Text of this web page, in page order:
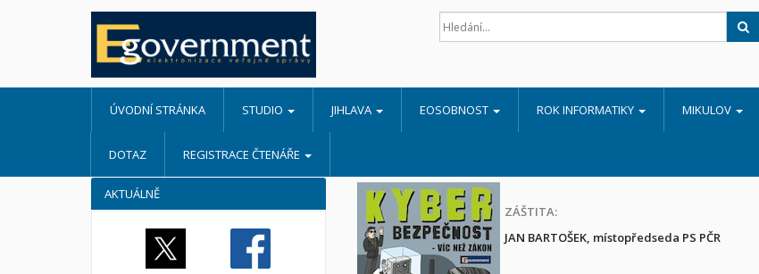
ÚVODNÍ STRÁNKA STUDIO JIHLAVA EOSOBNOST ROK INFORMATIKY MIKULOV
DOTAZ REGISTRACE ČTENÁŘE
ZÁŠTITA:
JAN BARTOŠEK, místopředseda PS PČR
AKTUÁLNĚ